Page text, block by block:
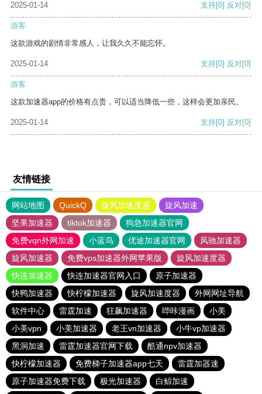
2025-01-14 支持[0] 反对[0]
游客
这款游戏的剧情非常感人，让我久久不能忘怀。
2025-01-14 支持[0] 反对[0]
游客
这款加速器app的价格有点贵，可以适当降低一些，这样会更加亲民。
2025-01-14 支持[0] 反对[0]
友情链接
网站地图 QuickQ 旋风加速度器
旋风加速
坚果加速器
tiktok加速器
狗急加速器官网
免费vqn外网加速
小蓝鸟 优途加速器官网
风驰加速器
旋风加速器
免费vps加速器外网苹果版
旋风加速度器
快连加速器
快连加速器官网入口
原子加速器
快鸭加速器
快柠檬加速器 旋风加速度器
外网网址导航
软件中心
雷霆加速 狂飙加速器 哔咔漫画
小美
小美vpn
小美加速器 老王vn加速器
小牛vp加速器
黑洞加速
雷霆加速器官网下载
酷通npv加速器
快柠檬加速器
免费梯子加速器app七天
雷霆加器速
原子加速器免费下载
极光加速器 白鲸加速